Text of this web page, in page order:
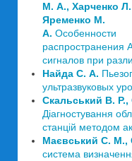
М. А., Харченко
Яременко М.
А. Особенности
распространения
сигналов при
Найда С. А.
ультразвуковых
Скальський В.
Діагностування
станцій методом
Маєвський С. М.,
система